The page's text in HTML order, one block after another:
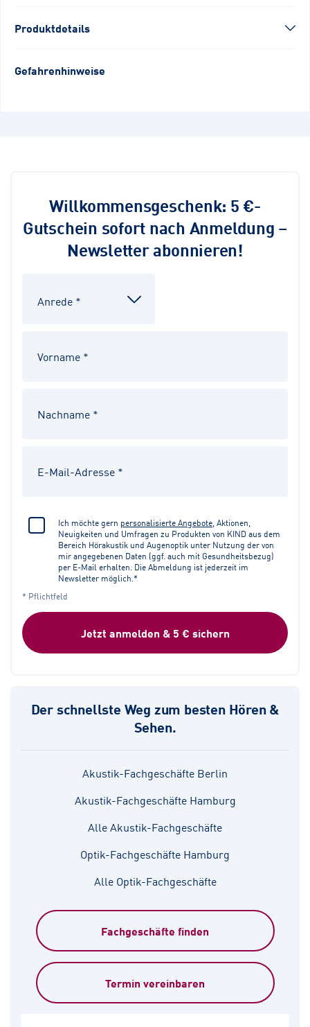
Produktdetails
Gefahrenhinweise
Willkommensgeschenk: 5 €-
Gutschein sofort nach Anmeldung –
Newsletter abonnieren!
Ich möchte gern personalisierte Angebote, Aktionen,
Neuigkeiten und Umfragen zu Produkten von KIND aus dem
Bereich Hörakustik und Augenoptik unter Nutzung der von
mir angegebenen Daten (ggf. auch mit Gesundheitsbezug)
per E-Mail erhalten. Die Abmeldung ist jederzeit im
Newsletter möglich.*
* Pflichtfeld
Jetzt anmelden & 5 € sichern
Der schnellste Weg zum besten Hören &
Sehen.
Akustik-Fachgeschäfte Berlin
Akustik-Fachgeschäfte Hamburg
Alle Akustik-Fachgeschäfte
Optik-Fachgeschäfte Hamburg
Alle Optik-Fachgeschäfte
Fachgeschäfte finden
Termin vereinbaren